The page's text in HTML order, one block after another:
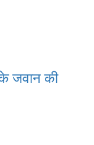
जवान की